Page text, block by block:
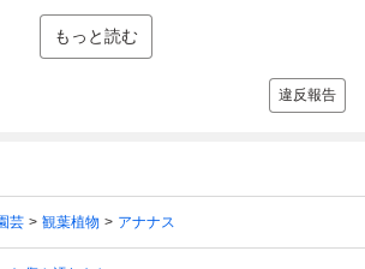
もっと読む
違反報告
芸 観葉植物 アナナス